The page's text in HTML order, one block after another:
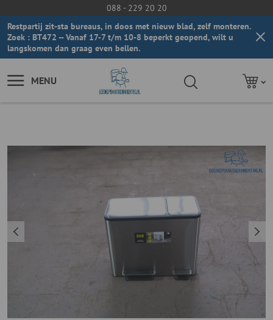
088 - 229 20 20
Restpartij zit-sta bureaus, in doos met nieuw blad, zelf monteren.
Zoek : BT472 -- Vanaf 17-7 t/m 10-8 beperkt geopend, wilt u
langskomen dan graag even bellen.
MENU